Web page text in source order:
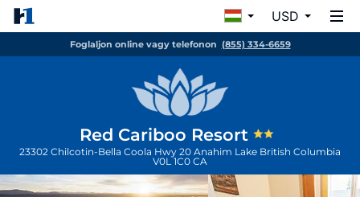
USD
Foglaljon online vagy telefonon (855) 334-6659
Red Cariboo Resort
23302 Chilcotin-Bella Coola Hwy 20 Anahim Lake British Columbia
V0L 1C0 CA